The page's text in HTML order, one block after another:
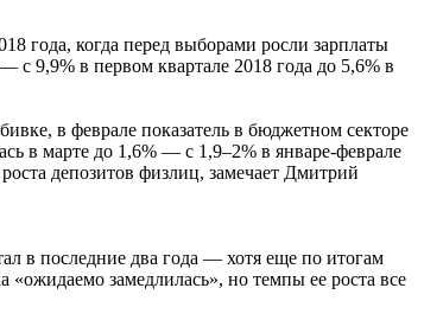
года, когда перед выборами росли зарплаты
9,9% в первом квартале 2018 года до 5,6% в
в феврале показатель в бюджетном секторе
в марте до 1,6% — с 1,9–2% в январе-феврале
депозитов физлиц, замечает Дмитрий
в последние два года — хотя еще по итогам
замедлилась», но темпы ее роста все